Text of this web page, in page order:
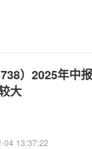
）2025年中
大
04 13:37:22